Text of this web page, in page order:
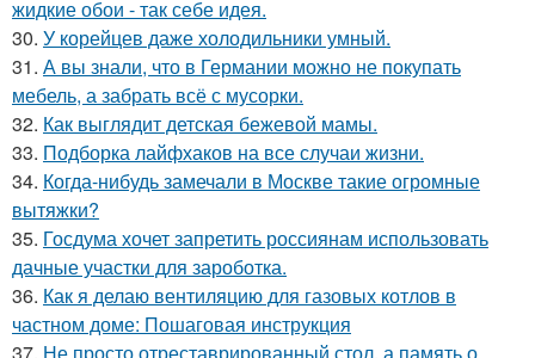
жидкие обои - так себе идея.
30. У корейцев даже холодильники умный.
31. А вы знали, что в Германии можно не покупать
мебель, а забрать всё с мусорки.
32. Как выглядит детская бежевой мамы.
33. Подборка лайфхаков на все случаи жизни.
34. Когда-нибудь замечали в Москве такие огромные
вытяжки?
35. Госдума хочет запретить россиянам использовать
дачные участки для зароботка.
36. Как я делаю вентиляцию для газовых котлов в
частном доме: Пошаговая инструкция